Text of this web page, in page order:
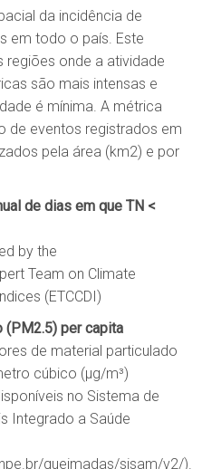
da incidência de
em todo o país. Este
regiões onde a atividade
são mais intensas e
é mínima. A métrica
de eventos registrados em
pela área (km2) e por
de dias em que TN <
by the
Team on Climate
(ETCCDI)
(PM2.5) per capita
de material particulado
cúbico (μg/m³)
no Sistema de
Integrado a Saúde
queimadas/sisam/v2/).